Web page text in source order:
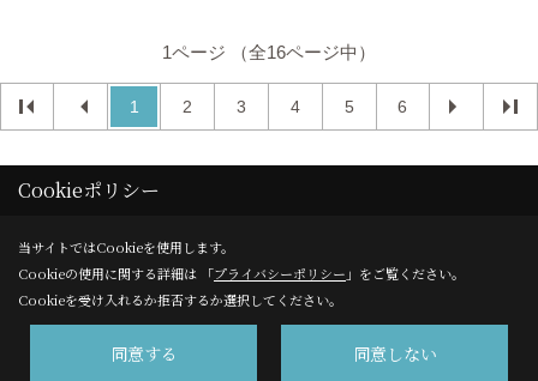
1ページ （全16ページ中）
1 2 3 4 5 6
株式会社サンエイ 高千穂事業部
〒220-8109
Cookieポリシー
当サイトではCookieを使用します。
Cookieの使用に関する詳細は 「プライバシーポリシー 」をご覧ください。
Cookieを受け入れるか拒否するか選択してください。
同意する 同意しない